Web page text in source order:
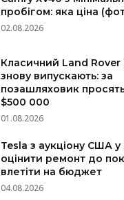
пробігом: яка ціна
02.08.2026
Класичний Land
знову випускають: за
позашляховик
$500 000
01.08.2026
Tesla з аукціону США у
оцінити ремонт до
влетіти на бюджет
04.08.2026